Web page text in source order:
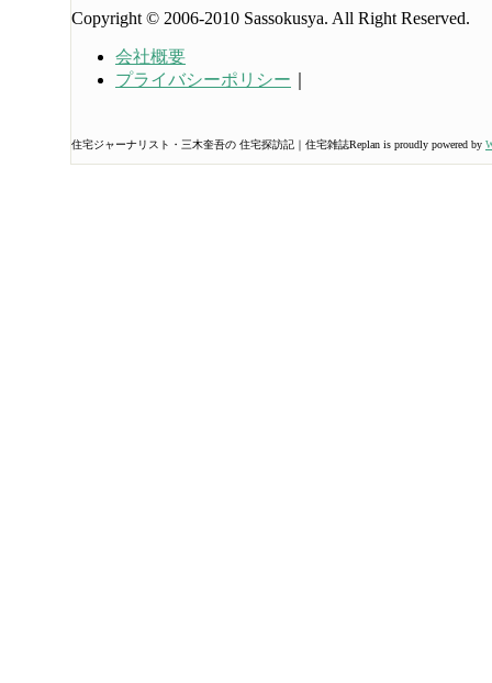
Copyright © 2006-2010 Sassokusya. All Right Reserved.
会社概要
プライバシーポリシー
住宅ジャーナリスト・三木奎吾の 住宅探訪記｜住宅雑誌Replan is proudly powered by